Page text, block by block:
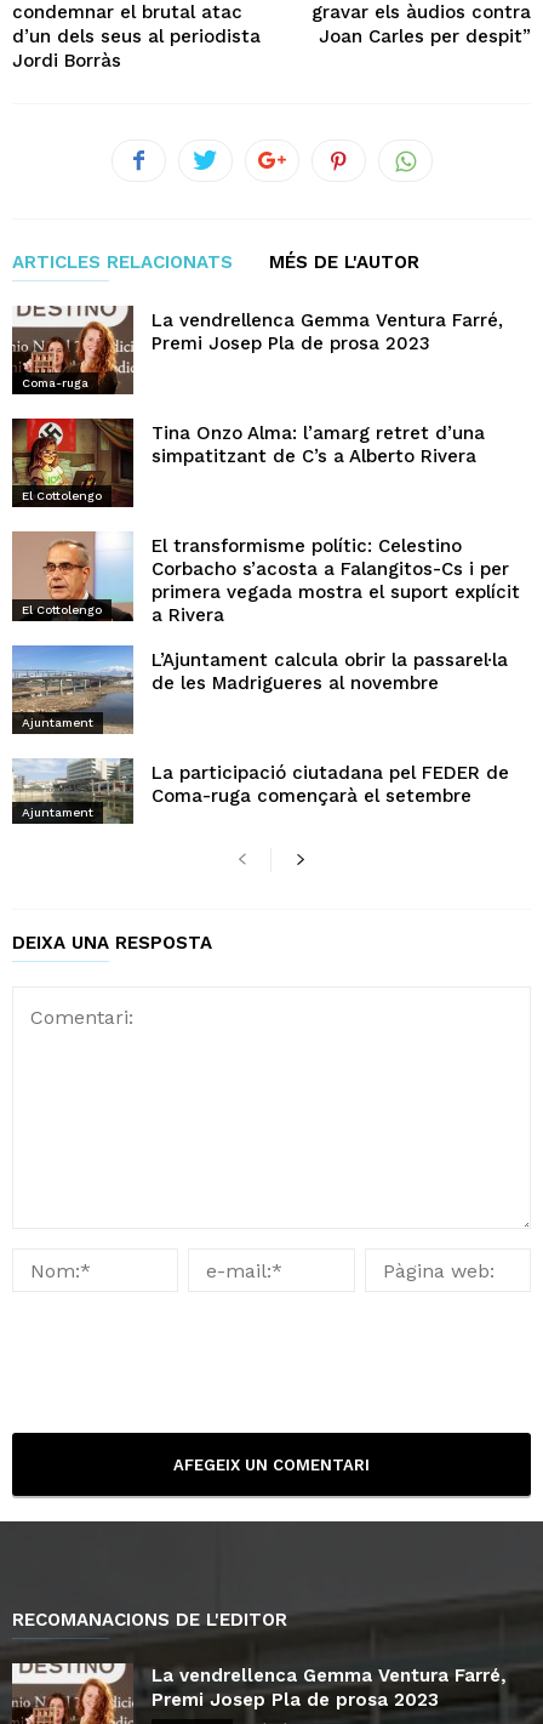
condemnar el brutal atac
d’un dels seus al periodista
Jordi Borràs
gravar els àudios contra
Joan Carles per despit”
ARTICLES RELACIONATS MÉS DE L'AUTOR
Coma-ruga
La vendrellenca Gemma Ventura Farré,
Premi Josep Pla de prosa 2023
El Cottolengo
Tina Onzo Alma: l’amarg retret d’una
simpatitzant de C’s a Alberto Rivera
El Cottolengo
El transformisme polític: Celestino
Corbacho s’acosta a Falangitos-Cs i per
primera vegada mostra el suport explícit
a Rivera
Ajuntament
L’Ajuntament calcula obrir la passarel·la
de les Madrigueres al novembre
Ajuntament
La participació ciutadana pel FEDER de
Coma-ruga començarà el setembre
DEIXA UNA RESPOSTA
RECOMANACIONS DE L'EDITOR
La vendrellenca Gemma Ventura Farré,
Premi Josep Pla de prosa 2023